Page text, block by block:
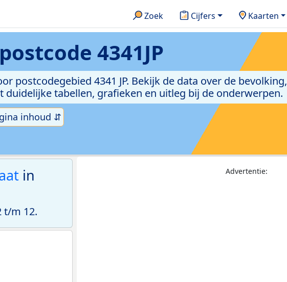
Zoek Cijfers Kaarten
postcode 4341JP
postcodegebied 4341 JP. Bekijk de data over de bevolking,
tabellen, grafieken en uitleg bij de onderwerpen.
inhoud ⇵
in
t/m 12.
Advertentie: